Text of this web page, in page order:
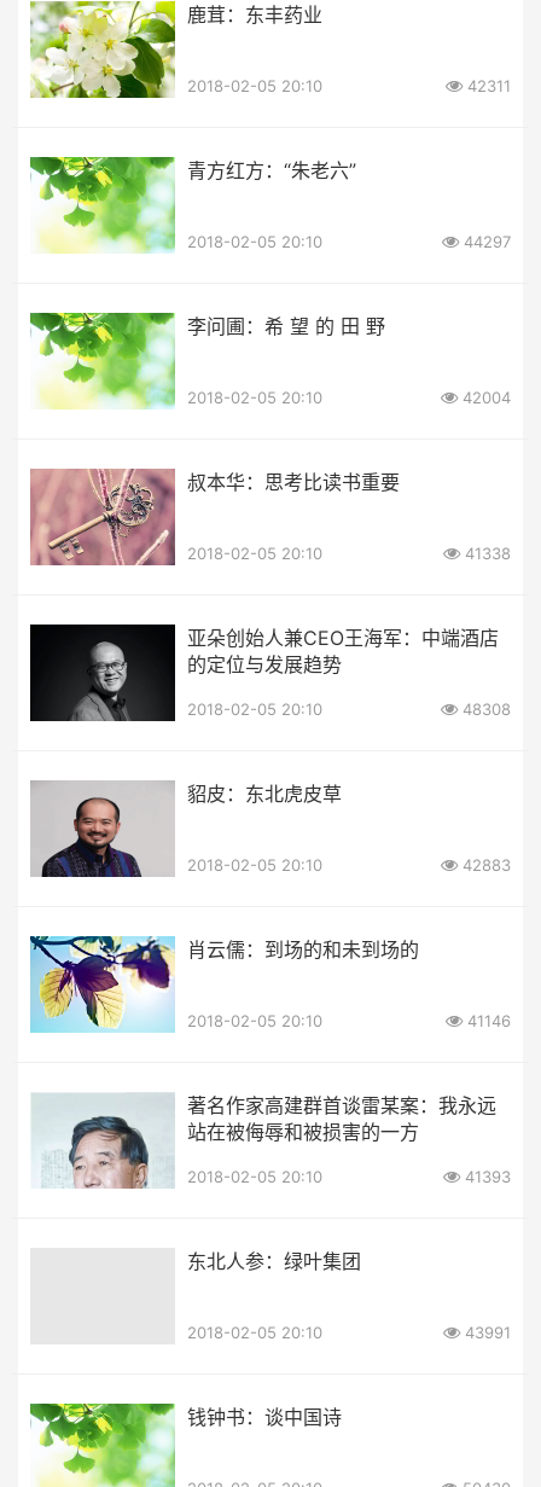
鹿茸：东丰药业
2018-02-05 20:10 42311
青方红方：“朱老六”
2018-02-05 20:10 44297
李问圃：希 望 的 田 野
2018-02-05 20:10 42004
叔本华：思考比读书重要
2018-02-05 20:10 41338
亚朵创始人兼CEO王海军：中端酒店
的定位与发展趋势
2018-02-05 20:10 48308
貂皮：东北虎皮草
2018-02-05 20:10 42883
肖云儒：到场的和未到场的
2018-02-05 20:10 41146
著名作家高建群首谈雷某案：我永远
站在被侮辱和被损害的一方
2018-02-05 20:10 41393
东北人参：绿叶集团
2018-02-05 20:10 43991
钱钟书：谈中国诗